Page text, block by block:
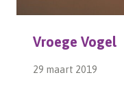
Vroege Vogel
29 maart 2019